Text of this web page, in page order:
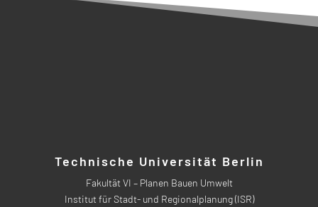
Technische Universität Berlin
Fakultät VI – Planen Bauen Umwelt
Institut für Stadt- und Regionalplanung (ISR)